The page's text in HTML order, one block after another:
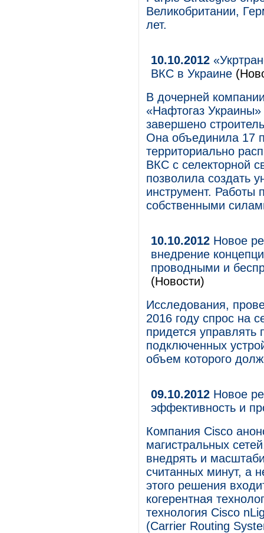
Великобритании,
лет.
10.10.2012
ВКС в Украине
В дочерней
«Нафтогаз Украины»
завершено
Она объединила 17
территориально
ВКС с селекторной
позволила создать
инструмент. Работы
собственными
10.10.2012 Новое
внедрение
проводными и
(Новости)
Исследования,
2016 году спрос на
придется
подключенных
объем которого
09.10.2012 Новое
эффективность и
Компания Cisco
магистральных
внедрять и
считанных минут, а
этого решения
когерентная
технология Cisco
(Carrier Routing